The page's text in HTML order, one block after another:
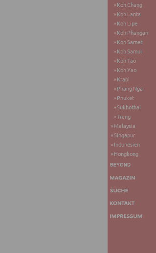
Koh Chang
Koh Lanta
Koh Lipe
Koh Phangan
Koh Samet
Koh Samui
Koh Tao
Koh Yao
Krabi
Phang Nga
Phuket
Sukhothai
Trang
Malaysia
Singapur
Indonesien
Hongkong